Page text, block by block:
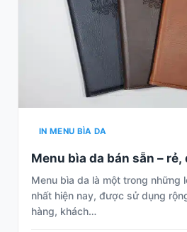
IN MENU BÌA DA
Menu bìa da bán sẵn –
Menu bìa da là một trong những
nhất hiện nay, được sử dụng
hàng, khách…